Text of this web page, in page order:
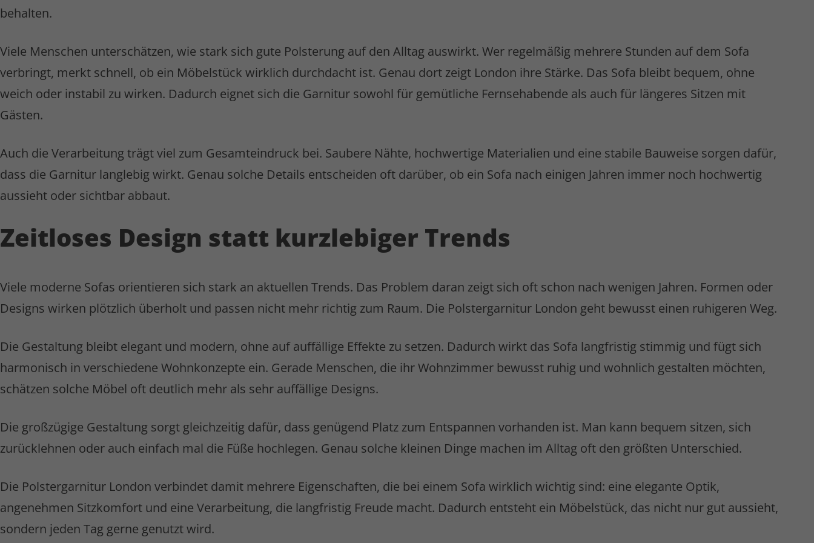
behalten.
Viele Menschen unterschätzen, wie stark sich gute Polsterung auf den Alltag auswirkt. Wer regelmäßig mehrere Stunden auf dem Sofa
verbringt, merkt schnell, ob ein Möbelstück wirklich durchdacht ist. Genau dort zeigt London ihre Stärke. Das Sofa bleibt bequem, ohne
weich oder instabil zu wirken. Dadurch eignet sich die Garnitur sowohl für gemütliche Fernsehabende als auch für längeres Sitzen mit
Gästen.
Auch die Verarbeitung trägt viel zum Gesamteindruck bei. Saubere Nähte, hochwertige Materialien und eine stabile Bauweise sorgen dafür,
dass die Garnitur langlebig wirkt. Genau solche Details entscheiden oft darüber, ob ein Sofa nach einigen Jahren immer noch hochwertig
aussieht oder sichtbar abbaut.
Zeitloses Design statt kurzlebiger Trends
Viele moderne Sofas orientieren sich stark an aktuellen Trends. Das Problem daran zeigt sich oft schon nach wenigen Jahren. Formen oder
Designs wirken plötzlich überholt und passen nicht mehr richtig zum Raum. Die Polster­garnitur London geht bewusst einen ruhigeren Weg.
Die Gestaltung bleibt elegant und modern, ohne auf auffällige Effekte zu setzen. Dadurch wirkt das Sofa langfristig stimmig und fügt sich
harmonisch in verschiedene Wohnkonzepte ein. Gerade Menschen, die ihr Wohnzimmer bewusst ruhig und wohnlich gestalten möchten,
schätzen solche Möbel oft deutlich mehr als sehr auffällige Designs.
Die großzügige Gestaltung sorgt gleichzeitig dafür, dass genügend Platz zum Entspannen vorhanden ist. Man kann bequem sitzen, sich
zurücklehnen oder auch einfach mal die Füße hochlegen. Genau solche kleinen Dinge machen im Alltag oft den größten Unterschied.
Die Polster­garnitur London verbindet damit mehrere Eigenschaften, die bei einem Sofa wirklich wichtig sind: eine elegante Optik,
angenehmen Sitzkomfort und eine Verarbeitung, die langfristig Freude macht. Dadurch entsteht ein Möbelstück, das nicht nur gut aussieht,
sondern jeden Tag gerne genutzt wird.